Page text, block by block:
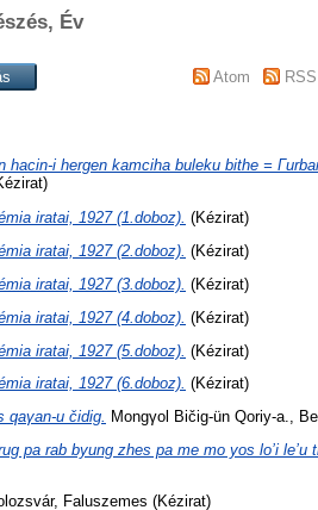
Év
Atom
hacin-i hergen kamciha buleku bithe =
iratai, 1927 (1.doboz). (Kézirat)
iratai, 1927 (2.doboz). (Kézirat)
iratai, 1927 (3.doboz). (Kézirat)
iratai, 1927 (4.doboz). (Kézirat)
iratai, 1927 (5.doboz). (Kézirat)
iratai, 1927 (6.doboz). (Kézirat)
qaγan-u čidig. Mongγol Bičig-ün Qoriy-a.,
pa rab byung zhes pa me mo yos lo’i le’u
Faluszemes (Kézirat)